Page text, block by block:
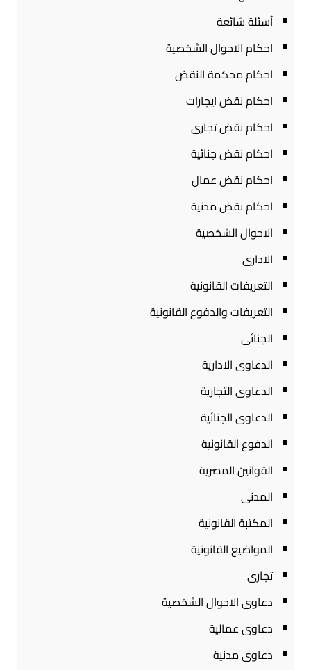
أسئلة شائعة
احكام الاحوال الشخصية
احكام محكمة النقض
احكام نقض ايجارات
احكام نقض تجارى
احكام نقض جنائية
احكام نقض عمال
احكام نقض مدنية
الاحوال الشخصية
الادارى
التعريفات القانونية
التعريفات والدفوع القانونية
الجنائى
الدعاوى الادارية
الدعاوى التجارية
الدعاوى الجنائية
الدفوع القانونية
القوانين المصرية
المدنى
المكتبة القانونية
المواضيع القانونية
تجارى
دعاوى الاحوال الشخصية
دعاوى عمالية
دعاوى مدنية